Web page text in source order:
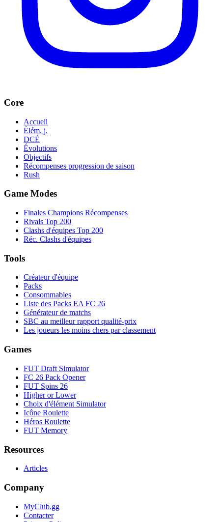
Core
Accueil
Élém. j.
DCÉ
Évolutions
Objectifs
Récompenses progression de saison
Rush
Game Modes
Finales Champions Récompenses
Rivals Top 200
Clashs d'équipes Top 200
Réc. Clashs d'équipes
Tools
Créateur d'équipe
Packs
Consommables
Liste des Packs EA FC 26
Générateur de matchs
SBC au meilleur rapport qualité-prix
Les joueurs les moins chers par classement
Games
FUT Draft Simulator
FC 26 Pack Opener
FUT Spins 26
Higher or Lower
Choix d'élément Simulator
Icône Roulette
Héros Roulette
FUT Memory
Resources
Articles
Company
MyClub.gg
Contacter